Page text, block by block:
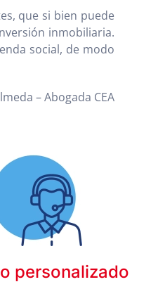
que si bien puede
inmobiliaria.
social, de modo
– Abogada CEA
personalizado